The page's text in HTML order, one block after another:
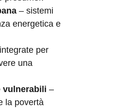
– sistemi
energetica e
per
una
vulnerabili –
la povertà